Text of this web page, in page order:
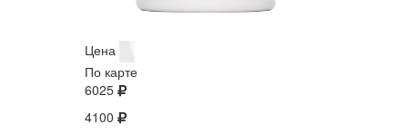
Цена
По карте
6025
4100